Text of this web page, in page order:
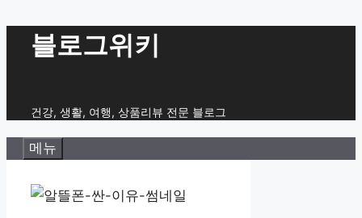
블로그위키
건강, 생활, 여행, 상품리뷰 전문 블로그
메뉴